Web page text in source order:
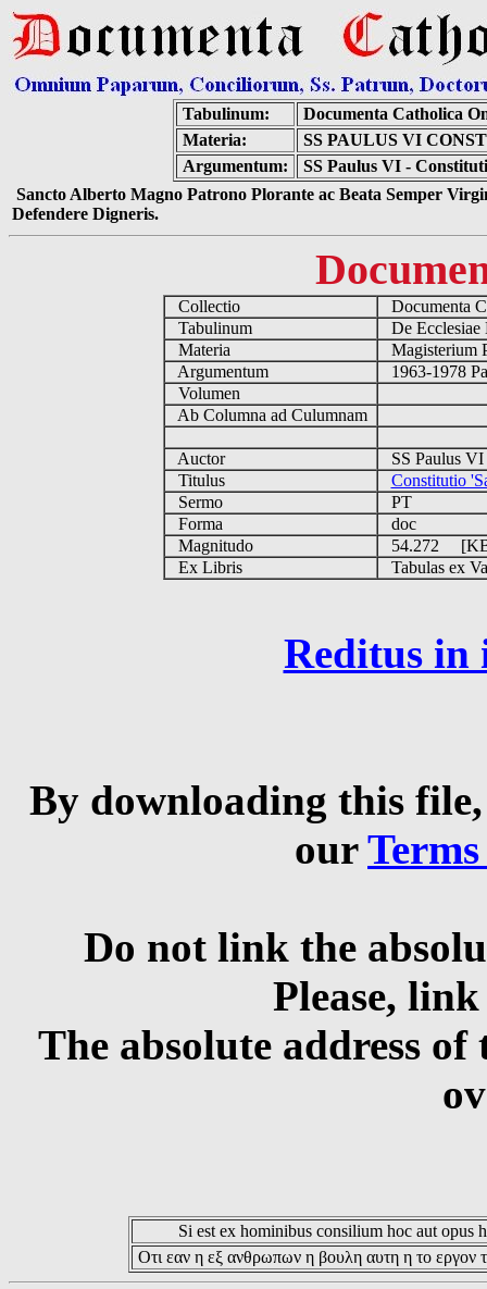
Tabulinum:
Documenta Catholica
Materia:
SS PAULUS VI
Argumentum:
SS Paulus VI -
Sancto Alberto Magno Patrono Plorante ac Beata Semper
Defendere Digneris.
Collectio
Documenta
Tabulinum
De
Materia
Magisterium
Argumentum
1963-1978
Volumen
Ab Columna ad Culumnam
Auctor
SS Paulus
Titulus
Constitutio
Sermo
PT
Forma
doc
Magnitudo
54.272
Ex Libris
Tabulas ex
Reditus in
By downloading this
our
Do not link the
Please,
The absolute address
Si est ex hominibus consilium hoc aut opus
Οτι εαν η εξ ανθρωπων η βουλη αυτη η το εργον